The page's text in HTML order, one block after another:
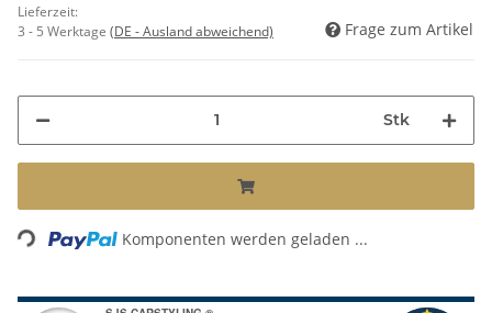
Lieferzeit:
3 - 5 Werktage (DE - Ausland abweichend) Frage zum Artikel
Stk
Loading... Komponenten werden geladen ...